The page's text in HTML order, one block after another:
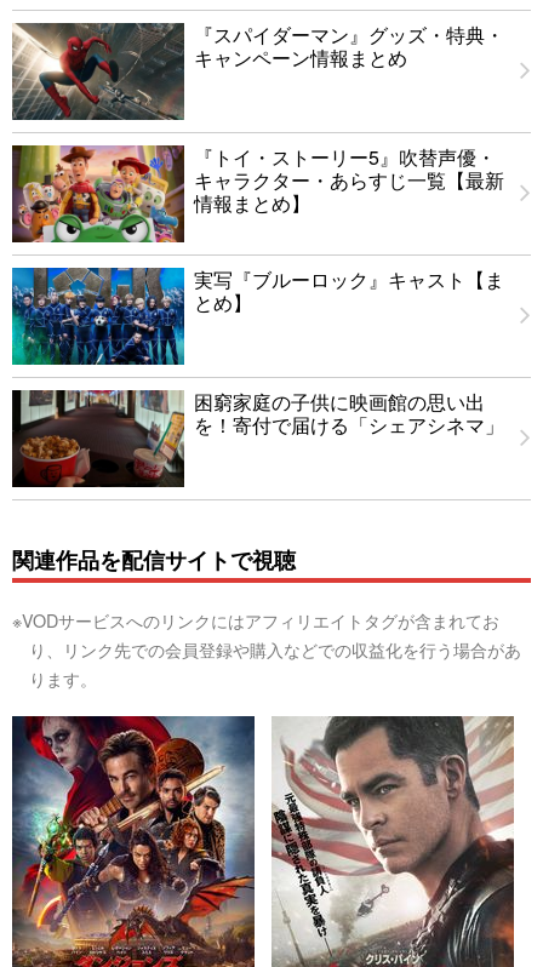
『スパイダーマン』グッズ・特典・
キャンペーン情報まとめ
『トイ・ストーリー5』吹替声優・
キャラクター・あらすじ一覧【最新
情報まとめ】
実写『ブルーロック』キャスト【ま
とめ】
困窮家庭の子供に映画館の思い出
を！寄付で届ける「シェアシネマ」
関連作品を配信サイトで視聴
※VODサービスへのリンクにはアフィリエイトタグが含まれてお
り、リンク先での会員登録や購入などでの収益化を行う場合があ
ります。